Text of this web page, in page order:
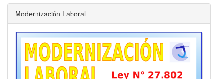
Modernización Laboral